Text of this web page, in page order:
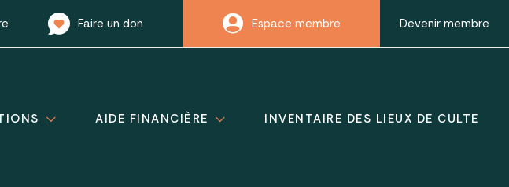
Faire un don Espace membre Devenir membre
AIDE FINANCIÈRE INVENTAIRE DES LIEUX DE CULTE